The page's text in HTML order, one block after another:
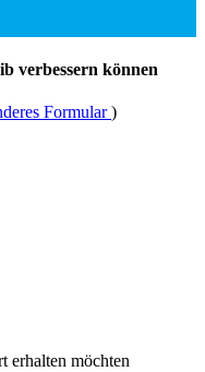
verbessern können
Formular)
erhalten möchten